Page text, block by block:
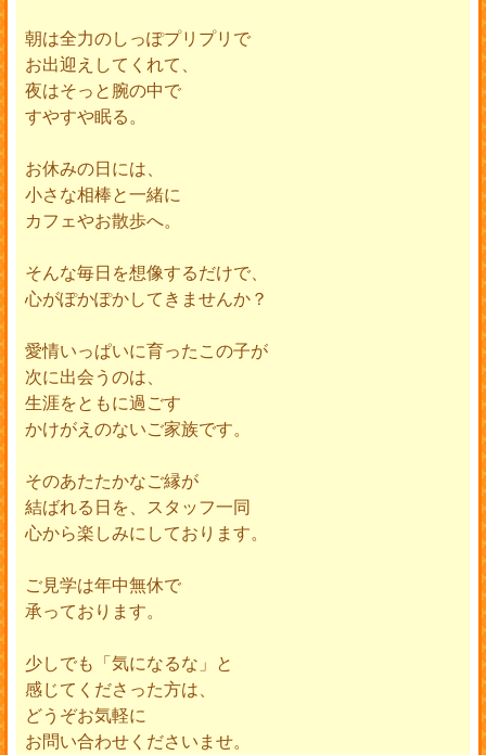
朝は全力のしっぽプリプリで
お出迎えしてくれて、
夜はそっと腕の中で
すやすや眠る。
お休みの日には、
小さな相棒と一緒に
カフェやお散歩へ。
そんな毎日を想像するだけで、
心がぽかぽかしてきませんか？
愛情いっぱいに育ったこの子が
次に出会うのは、
生涯をともに過ごす
かけがえのないご家族です。
そのあたたかなご縁が
結ばれる日を、スタッフ一同
心から楽しみにしております。
ご見学は年中無休で
承っております。
少しでも「気になるな」と
感じてくださった方は、
どうぞお気軽に
お問い合わせくださいませ。